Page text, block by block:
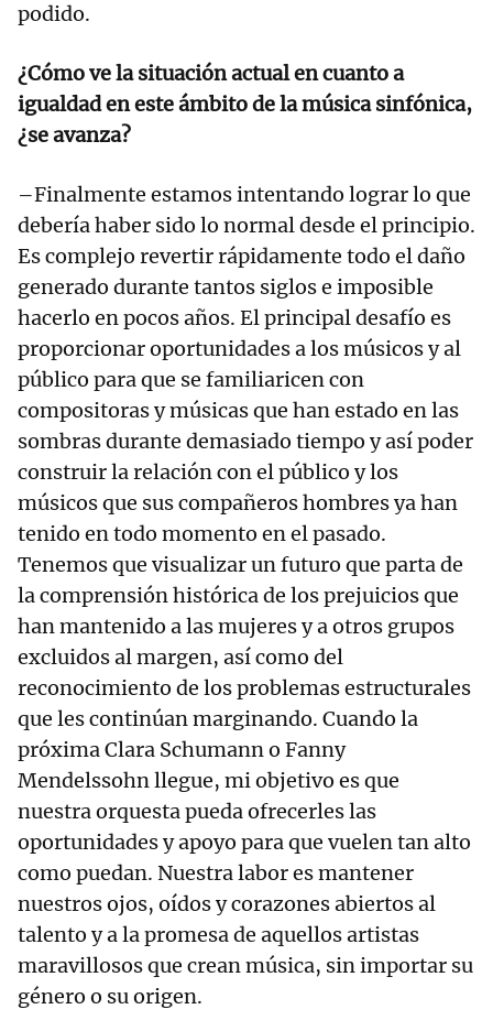
podido.
¿Cómo ve la situación actual en cuanto a
igualdad en este ámbito de la música sinfónica,
¿se avanza?
–Finalmente estamos intentando lograr lo que
debería haber sido lo normal desde el principio.
Es complejo revertir rápidamente todo el daño
generado durante tantos siglos e imposible
hacerlo en pocos años. El principal desafío es
proporcionar oportunidades a los músicos y al
público para que se familiaricen con
compositoras y músicas que han estado en las
sombras durante demasiado tiempo y así poder
construir la relación con el público y los
músicos que sus compañeros hombres ya han
tenido en todo momento en el pasado.
Tenemos que visualizar un futuro que parta de
la comprensión histórica de los prejuicios que
han mantenido a las mujeres y a otros grupos
excluidos al margen, así como del
reconocimiento de los problemas estructurales
que les continúan marginando. Cuando la
próxima Clara Schumann o Fanny
Mendelssohn llegue, mi objetivo es que
nuestra orquesta pueda ofrecerles las
oportunidades y apoyo para que vuelen tan alto
como puedan. Nuestra labor es mantener
nuestros ojos, oídos y corazones abiertos al
talento y a la promesa de aquellos artistas
maravillosos que crean música, sin importar su
género o su origen.